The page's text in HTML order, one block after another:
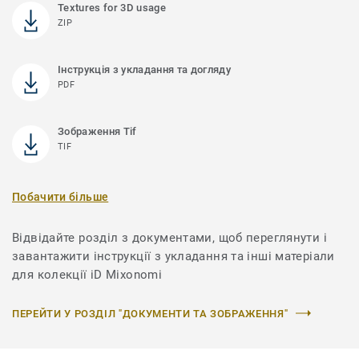
Textures for 3D usage
ZIP
Інструкція з укладання та догляду
PDF
Зображення Tif
TIF
Побачити більше
Відвідайте розділ з документами, щоб переглянути і
завантажити інструкції з укладання та інші матеріали
для колекції iD Mixonomi
ПЕРЕЙТИ У РОЗДІЛ "ДОКУМЕНТИ ТА ЗОБРАЖЕННЯ"